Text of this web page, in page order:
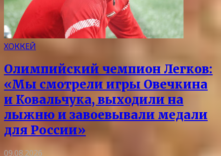
ХОККЕЙ
Олимпийский чемпион Легков:
«Мы смотрели игры Овечкина
и Ковальчука, выходили на
лыжню и завоевывали медали
для России»
09.08.2026